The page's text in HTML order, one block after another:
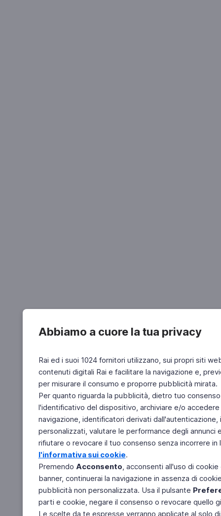
Abbiamo a cuore la tua privacy
Rai ed i suoi 1024 fornitori utilizzano, sui propri siti
contenuti digitali Rai e facilitare la navigazione e,
per misurare il consumo e proporre pubblicità mirata.
Per quanto riguarda la pubblicità, dietro tuo
l'identificativo del dispositivo, archiviare e/o
navigazione, identificatori derivati
personalizzati, valutare le performance degli
rifiutare o revocare il tuo consenso senza incorrere
l'informativa sui cookie.
Premendo Acconsento, acconsenti all'uso di
banner, continuerai la navigazione in assenza di
pubblicità non personalizzata. Usa il pulsante
parti e cookie, negare il consenso o revocare quello
Le scelte da te espresse verranno applicate al solo